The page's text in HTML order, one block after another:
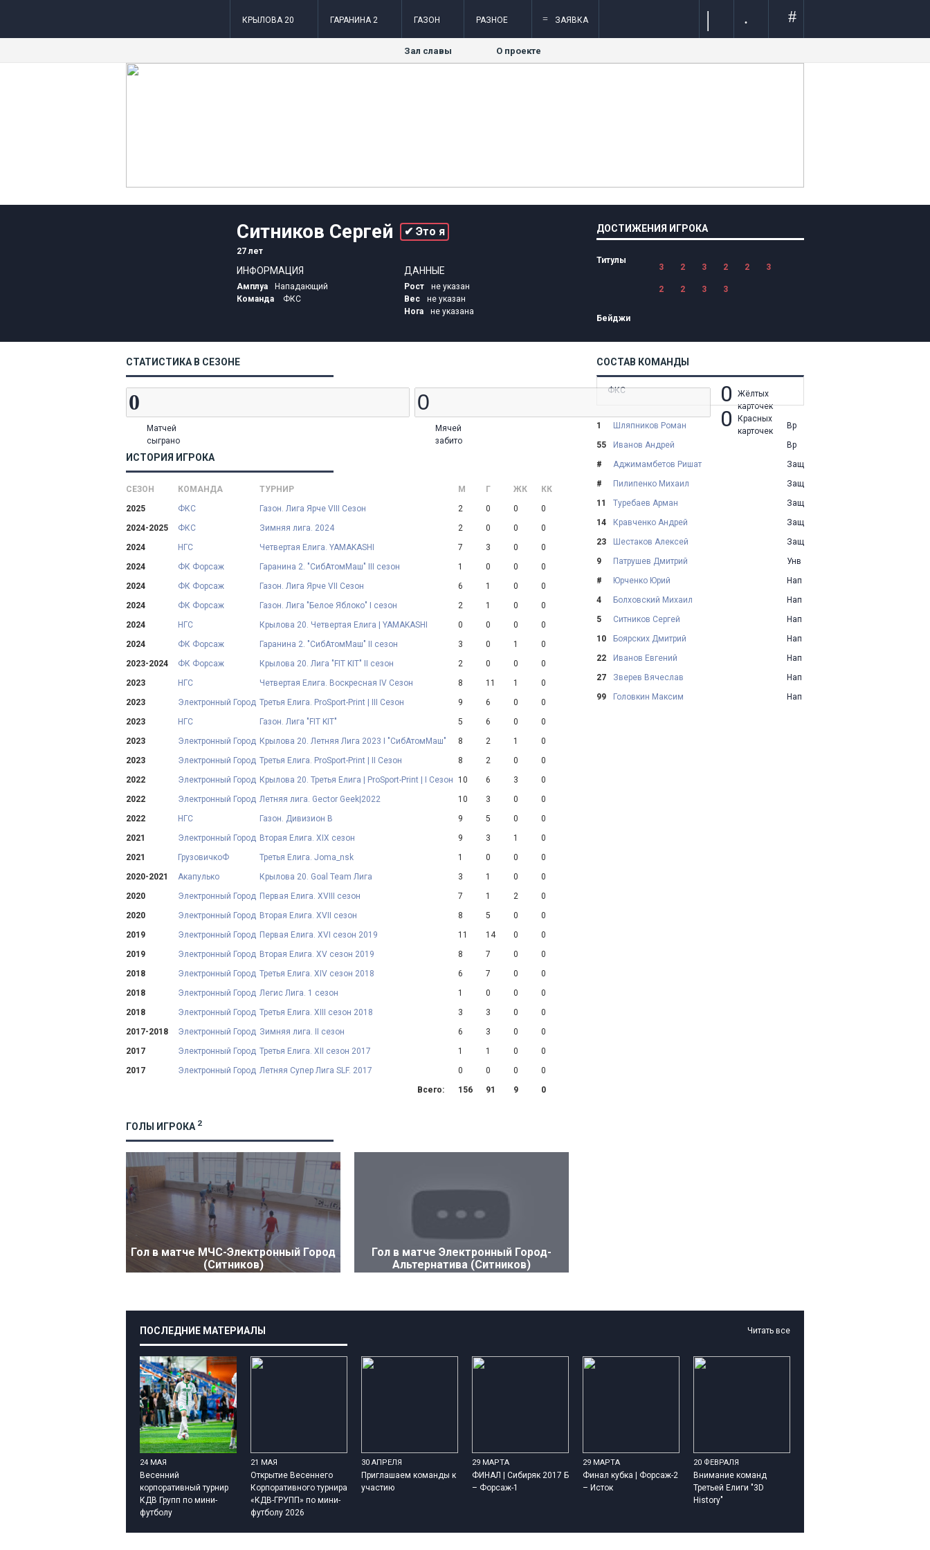
КРЫЛОВА 20 ГАРАНИНА 2 ГАЗОН РАЗНОЕ = ЗАЯВКА #
.
|
Зал славы О проекте
Ситников Сергей ✔ Это я
27 лет
ИНФОРМАЦИЯ
Амплуа
Нападающий
Команда
ФКС
ДАННЫЕ
Рост
не указан
Вес
не указан
Нога
не указана
ДОСТИЖЕНИЯ ИГРОКА
Титулы
3 2 3 2 2 3
2 2 3 3
Бейджи
СТАТИСТИКА В СЕЗОНЕ
Матчей
сыграно
Мячей
забито
0
Жёлтых
карточек
0
Красных
карточек
ИСТОРИЯ ИГРОКА
СЕЗОН КОМАНДА ТУРНИР М Г ЖК
КК
2025
ФКС Газон. Лига Ярче VIII Сезон 2 0 0
0
2024-2025
ФКС Зимняя лига. 2024 2 0 0
0
2024
НГС Четвертая Елига. YAMAKASHI 7 3 0
0
2024
ФК Форсаж Гаранина 2. "СибАтомМаш" III сезон 1 0 0
0
2024
ФК Форсаж Газон. Лига Ярче VII Сезон 6 1 0
0
2024
ФК Форсаж Газон. Лига "Белое Яблоко" I сезон 2 1 0
0
2024
НГС Крылова 20. Четвертая Елига | YAMAKASHI 0 0 0
0
2024
ФК Форсаж Гаранина 2. "СибАтомМаш" II сезон 3 0 1
0
2023-2024
ФК Форсаж Крылова 20. Лига "FIT KIT" II сезон 2 0 0
0
2023
НГС Четвертая Елига. Воскресная IV Сезон 8 11 1
0
2023
Электронный Город Третья Елига. ProSport-Print | III Сезон 9 6 0
0
2023
НГС Газон. Лига "FIT KIT" 5 6 0
0
2023
Электронный Город Крылова 20. Летняя Лига 2023 I "СибАтомМаш" 8 2 1
0
2023
Электронный Город Третья Елига. ProSport-Print | II Сезон 8 2 0
0
2022
Электронный Город Крылова 20. Третья Елига | ProSport-Print | I Сезон 10 6 3
0
2022
Электронный Город Летняя лига. Gector Geek|2022 10 3 0
0
2022
НГС Газон. Дивизион В 9 5 0
0
2021
Электронный Город Вторая Елига. XIX сезон 9 3 1
0
2021
ГрузовичкоФ Третья Елига. Joma_nsk 1 0 0
0
2020-2021
Акапулько Крылова 20. Goal Team Лига 3 1 0
0
2020
Электронный Город Первая Елига. XVIII сезон 7 1 2
0
2020
Электронный Город Вторая Елига. XVII сезон 8 5 0
0
2019
Электронный Город Первая Елига. XVI сезон 2019 11 14 0
0
2019
Электронный Город Вторая Елига. XV сезон 2019 8 7 0
0
2018
Электронный Город Третья Елига. XIV сезон 2018 6 7 0
0
2018
Электронный Город Легис Лига. 1 сезон 1 0 0
0
2018
Электронный Город Третья Елига. XIII сезон 2018 3 3 0
0
2017-2018
Электронный Город Зимняя лига. II сезон 6 3 0
0
2017
Электронный Город Третья Елига. XII сезон 2017 1 1 0
0
2017
Электронный Город Летняя Супер Лига SLF. 2017 0 0 0
0
Всего:
156 91 9 0
ГОЛЫ ИГРОКА 2
Гол в матче МЧС-Электронный Город
(Ситников)
Гол в матче Электронный Город-
Альтернатива (Ситников)
СОСТАВ КОМАНДЫ
ФКС
1 Шляпников Роман
Вр
55
Иванов Андрей
Вр
#
Аджимамбетов Ришат
Защ
#
Пилипенко Михаил
Защ
11
Туребаев Арман
Защ
14
Кравченко Андрей
Защ
23
Шестаков Алексей
Защ
9
Патрушев Дмитрий
Унв
#
Юрченко Юрий
Нап
4
Болховский Михаил
Нап
5
Ситников Сергей
Нап
10
Боярских Дмитрий
Нап
22
Иванов Евгений
Нап
27
Зверев Вячеслав
Нап
99
Головкин Максим Нап
ПОСЛЕДНИЕ МАТЕРИАЛЫ Читать все
24 МАЯ
Весенний
корпоративный турнир
КДВ Групп по мини-
футболу
21 МАЯ
Открытие Весеннего
Корпоративного турнира
«КДВ-ГРУПП» по мини-
футболу 2026
30 АПРЕЛЯ
Приглашаем команды к
участию
29 МАРТА
ФИНАЛ | Сибиряк 2017 Б
– Форсаж-1
29 МАРТА
Финал кубка | Форсаж-2
– Исток
20 ФЕВРАЛЯ
Внимание команд
Третьей Елиги "3D
History"